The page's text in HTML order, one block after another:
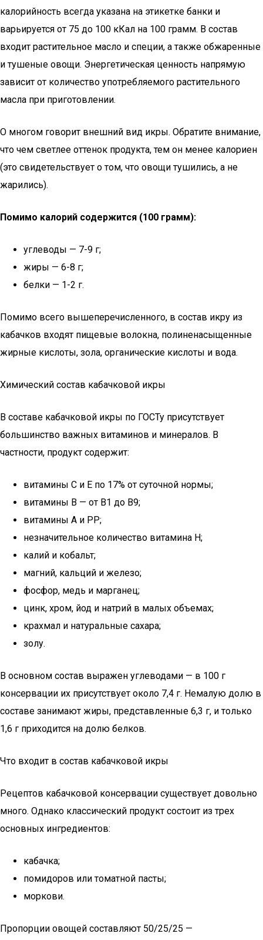
калорийность всегда указана на этикетке банки и
варьируется от 75 до 100 кКал на 100 грамм. В состав
входит растительное масло и специи, а также обжаренные
и тушеные овощи. Энергетическая ценность напрямую
зависит от количество употребляемого растительного
масла при приготовлении.
О многом говорит внешний вид икры. Обратите внимание,
что чем светлее оттенок продукта, тем он менее калориен
(это свидетельствует о том, что овощи тушились, а не
жарились).
Помимо калорий содержится (100 грамм):
углеводы — 7-9 г;
жиры — 6-8 г;
белки — 1-2 г.
Помимо всего вышеперечисленного, в состав икру из
кабачков входят пищевые волокна, полиненасыщенные
жирные кислоты, зола, органические кислоты и вода.
Химический состав кабачковой икры
В составе кабачковой икры по ГОСТу присутствует
большинство важных витаминов и минералов. В
частности, продукт содержит:
витамины С и Е по 17% от суточной нормы;
витамины В — от В1 до В9;
витамины А и РР;
незначительное количество витамина Н;
калий и кобальт;
магний, кальций и железо;
фосфор, медь и марганец;
цинк, хром, йод и натрий в малых объемах;
крахмал и натуральные сахара;
золу.
В основном состав выражен углеводами — в 100 г
консервации их присутствует около 7,4 г. Немалую долю в
составе занимают жиры, представленные 6,3 г, и только
1,6 г приходится на долю белков.
Что входит в состав кабачковой икры
Рецептов кабачковой консервации существует довольно
много. Однако классический продукт состоит из трех
основных ингредиентов:
кабачка;
помидоров или томатной пасты;
моркови.
Пропорции овощей составляют 50/25/25 —